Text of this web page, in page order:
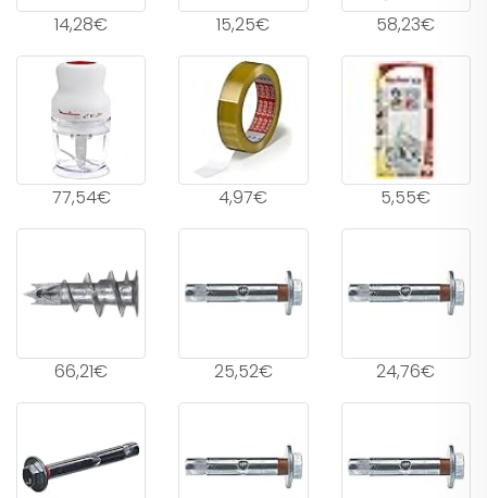
14,28€ 15,25€ 58,23€
77,54€ 4,97€ 5,55€
66,21€ 25,52€ 24,76€